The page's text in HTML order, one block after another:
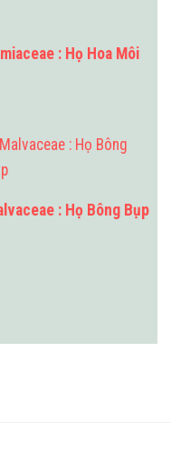
: Họ Hoa Môi
: Họ Bông Bụp